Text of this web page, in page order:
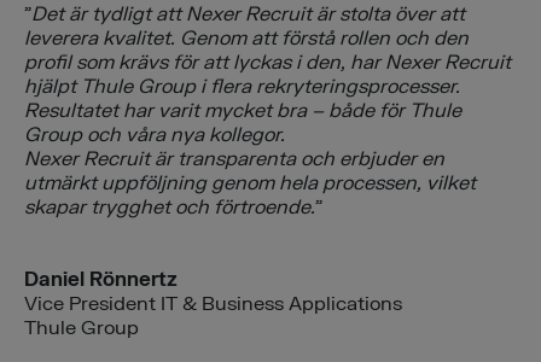
”Det är tydligt att Nexer Recruit är stolta över att
leverera kvalitet. Genom att förstå rollen och den
profil som krävs för att lyckas i den, har Nexer Recruit
hjälpt Thule Group i flera rekryteringsprocesser.
Resultatet har varit mycket bra – både för Thule
Group och våra nya kollegor.
Nexer Recruit är transparenta och erbjuder en
utmärkt uppföljning genom hela processen, vilket
skapar trygghet och förtroende.”
Daniel Rönnertz
Vice President IT & Business Applications
Thule Group